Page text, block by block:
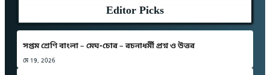
Editor Picks
সপ্তম শ্রেণি বাংলা – মেঘ-চোর – রচনাধর্মী প্রশ্ন ও উত্তর
মে 19, 2026